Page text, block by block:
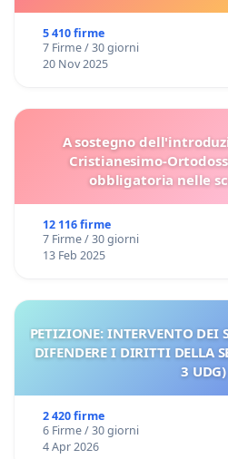
5 410 firme
7 Firme / 30 giorni
20 Nov 2025
A sostegno
Cristianesimo-
obbligatoria nelle
12 116 firme
7 Firme / 30 giorni
13 Feb 2025
PETIZIONE: INTERVENTO DEI
DIFENDERE I DIRITTI DELLA
3 UDG)
2 420 firme
6 Firme / 30 giorni
4 Apr 2026